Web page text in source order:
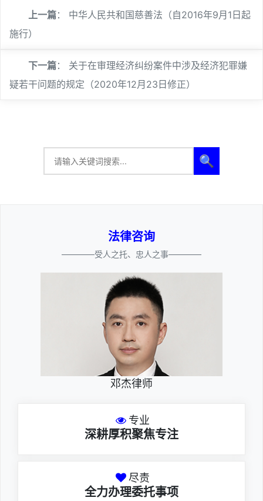
上一篇： 中华人民共和国慈善法（自2016年9月1日起
施行）
下一篇： 关于在审理经济纠纷案件中涉及经济犯罪嫌
疑若干问题的规定（2020年12月23日修正）
🔍
法律咨询
————受人之托、忠人之事————
邓杰律师
专业
深耕厚积聚焦专注
尽责
全力办理委托事项